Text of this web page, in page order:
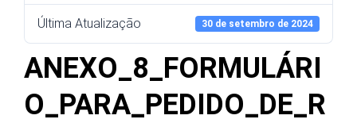
Última Atualização 30 de setembro de 2024
ANEXO_8_FORMULÁRI
O_PARA_PEDIDO_DE_R